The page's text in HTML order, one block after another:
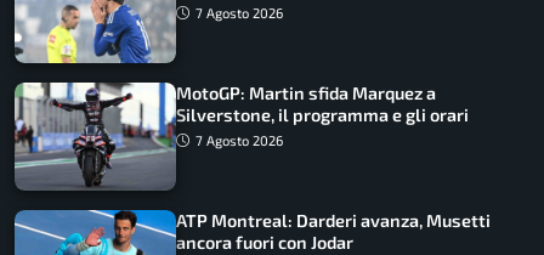
7 Agosto 2026
MotoGP: Martin sfida Marquez a
Silverstone, il programma e gli orari
7 Agosto 2026
ATP Montreal: Darderi avanza, Musetti
ancora fuori con Jodar